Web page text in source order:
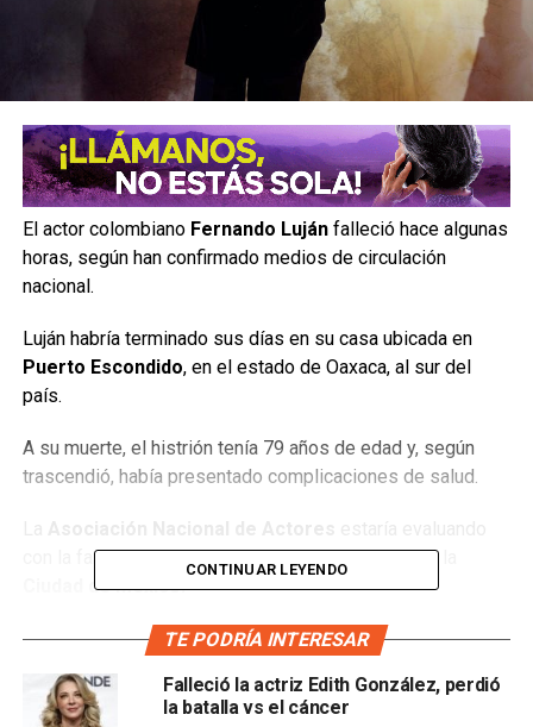
El actor colombiano Fernando Lujánfalleció hace algunas
horas, según han confirmado medios de circulación
nacional.
Luján habría terminado sus días en su casa ubicada en
Puerto Escondido, en el estado de Oaxaca, al sur del
país.
A su muerte, el histrión tenía 79 años de edad y, según
trascendió, había presentado complicaciones de salud.
con la familia si los restos de Luján se trasladan a la
Ciudad de México.
Algunas personalidades reconocieron la trayectoria del
CONTINUAR LEYENDO
TE PODRÍA INTERESAR
Falleció la actriz Edith González, perdió
la batalla vs el cáncer